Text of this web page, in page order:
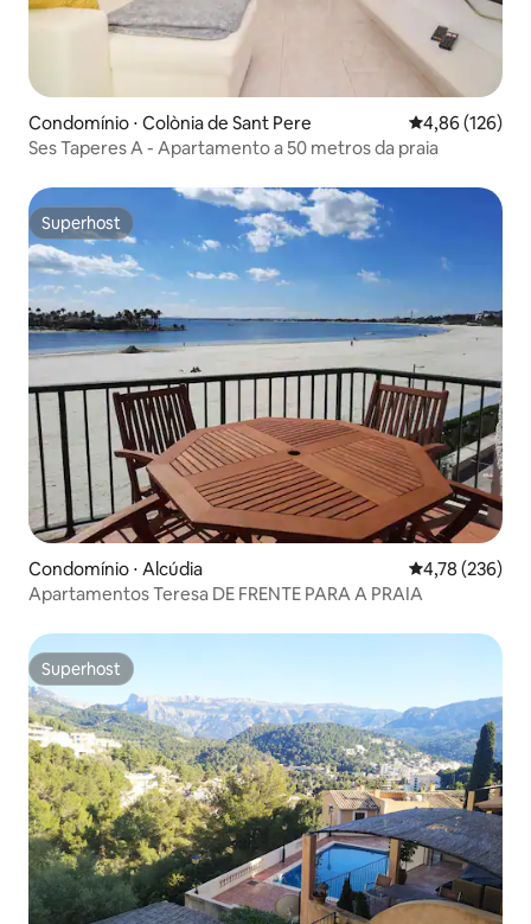
Condomínio ⋅ Colònia de Sant Pere 4,86 de uma
4,86 (126)
Ses Taperes A - Apartamento a 50 metros da praia
Superhost
Superhost
Condomínio ⋅ Alcúdia 4,78 de uma
4,78 (236)
Apartamentos Teresa DE FRENTE PARA A PRAIA
Superhost
Superhost